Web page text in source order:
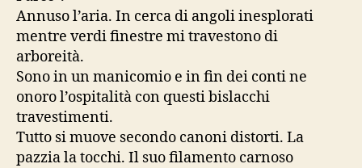
Annuso l’aria. In cerca di angoli inesplorati
mentre verdi finestre mi travestono di
arboreità.
Sono in un manicomio e in fin dei conti ne
onoro l’ospitalità con questi bislacchi
travestimenti.
Tutto si muove secondo canoni distorti. La
pazzia la tocchi. Il suo filamento carnoso